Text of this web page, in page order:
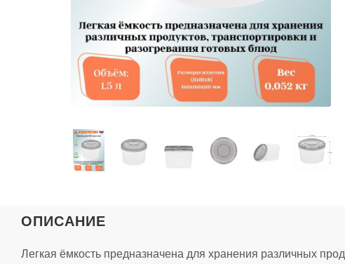
ОПИСАНИЕ
Легкая ёмкость предназначена для хранения различных